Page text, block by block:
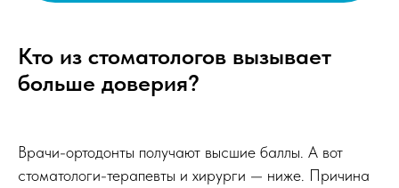
Кто из стоматологов вызывает
больше доверия?
Врачи-ортодонты получают высшие баллы. А вот
стоматологи-терапевты и хирурги — ниже. Причина